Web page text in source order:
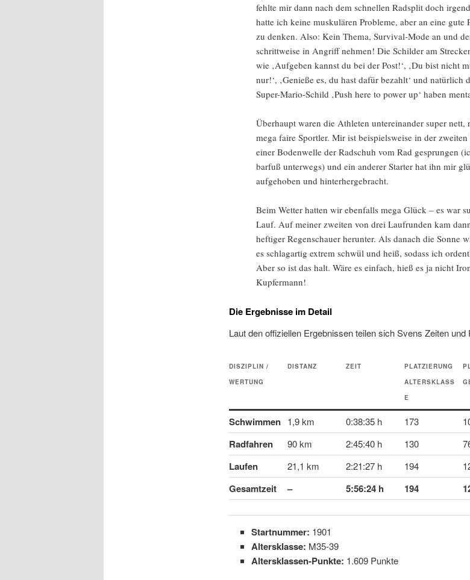
fehlte mir dann nach dem schnellen Radsplit doch
hatte ich keine muskulären Probleme, aber an eine gute
zu denken. Also: Kein Thema, Survival-Mode an und
schrittweise in Angriff nehmen! Die Schilder am
wie ‚Aufgeben kannst du bei der Post!‘, ‚Du bist nicht
nur!‘, ‚Genieße es, du hast dafür bezahlt‘ und natürlich
Super-Mario-Schild ‚Push here to power up‘ haben
Überhaupt waren die Athleten untereinander super nett,
mega faire Sportler. Mir ist beispielsweise in der zweiten
einer Bodenwelle der Radschuh vom Rad gesprungen
barfuß unterwegs) und ein anderer Starter hat ihn mir
aufgehoben und hinterhergebracht.
Beim Wetter hatten wir ebenfalls mega Glück – es war
Lauf. Auf meiner zweiten von drei Laufrunden kam
heftiger Regenschauer herunter. Als danach die Sonne
es schlagartig extrem schwül und heiß, sodass ich
Aber so ist das halt. Wäre es einfach, hieß es ja nicht
Kupfermann!
Die Ergebnisse im Detail
Laut den offiziellen Ergebnissen teilen sich Svens Zeiten und
DISZIPLIN /
WERTUNG
DISTANZ ZEIT
PLATZIERUNG
ALTERSKLASS
E
Schwimmen 1,9 km 0:38:35 h 173
Radfahren 90 km 2:45:40 h 130
Laufen 21,1 km 2:21:27 h 194
Gesamtzeit – 5:56:24 h 194
Startnummer: 1901
Altersklasse: M35-39
Altersklassen-Punkte: 1.609 Punkte